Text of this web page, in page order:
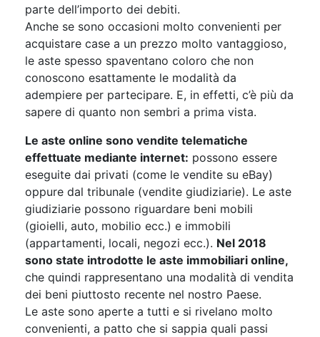
parte dell’importo dei debiti.
Anche se sono occasioni molto convenienti per
acquistare case a un prezzo molto vantaggioso,
le aste spesso spaventano coloro che non
conoscono esattamente le modalità da
adempiere per partecipare. E, in effetti, c’è più da
sapere di quanto non sembri a prima vista.
Le aste online sono vendite telematiche
effettuate mediante internet: possono essere
eseguite dai privati (come le vendite su eBay)
oppure dal tribunale (vendite giudiziarie). Le aste
giudiziarie possono riguardare beni mobili
(gioielli, auto, mobilio ecc.) e immobili
(appartamenti, locali, negozi ecc.). Nel 2018
sono state introdotte le aste immobiliari online,
che quindi rappresentano una modalità di vendita
dei beni piuttosto recente nel nostro Paese.
Le aste sono aperte a tutti e si rivelano molto
convenienti, a patto che si sappia quali passi